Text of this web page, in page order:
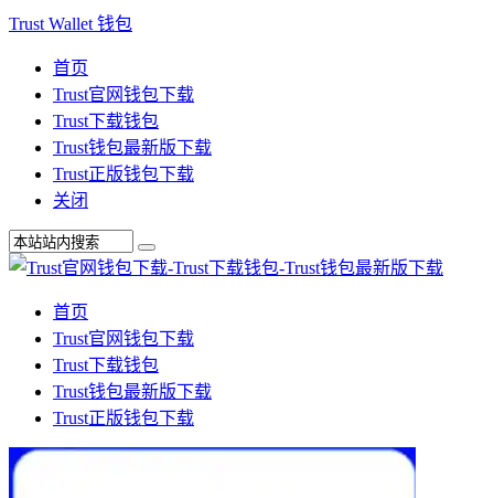
Trust Wallet 钱包
首页
Trust官网钱包下载
Trust下载钱包
Trust钱包最新版下载
Trust正版钱包下载
关闭
首页
Trust官网钱包下载
Trust下载钱包
Trust钱包最新版下载
Trust正版钱包下载